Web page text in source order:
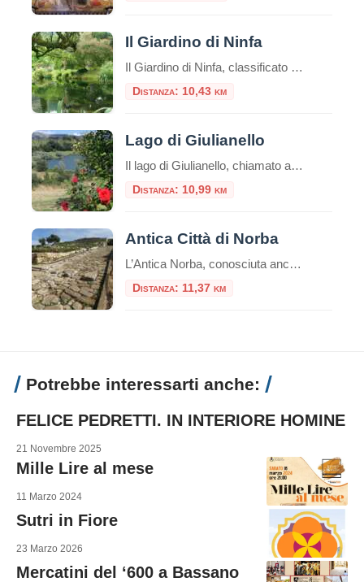
Il Giardino di Ninfa
Il Giardino di Ninfa, classificato tra i primi 10 giardini più belli del mondo, è uno splendido esempio di poesia e di architettura medievale.Circondato dalla natura, da mura e torri, da chiese, monasteri e villaggi, il giardino di Ninfa copre una superficie di circa 105 ettari. Il giardino si trova ai piedi dei monti Lepini, […]
Distanza: 10,43 km
Lago di Giulianello
Il lago di Giulianello, chiamato anche "Lago La Torre" è il terzo lago vulcanico dei Colli Albani, dopo il Lago Albano e il lago di Nemi.
Distanza: 10,99 km
Antica Città di Norba
L’Antica Norba, conosciuta anche come “Norba Caesarina” o “Nurfa”, è stata un’antica città romana situata nell’odierna regione del Lazio.Fondata durante il IV secolo a.C., Norba occupava una posizione strategica sulle pendici dei Monti Lepini, a breve distanza dall’attuale città di Norma.L’attuale parco archeologico offre la rara possibilità di visitare una città di epoca repubblicana pressoché […]
Distanza: 11,37 km
Potrebbe interessarti anche:
FELICE PEDRETTI. IN INTERIORE HOMINE
21 Novembre 2025
Mille Lire al mese
11 Marzo 2024
Sutri in Fiore
23 Marzo 2026
Mercatini del ‘600 a Bassano